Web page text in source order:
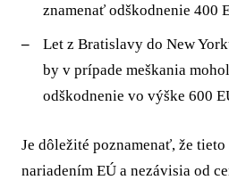
znamenať odškodnenie 400
Let z Bratislavy do New
by v prípade meškania
odškodnenie vo výške 600
Je dôležité poznamenať, že tieto
nariadením EÚ a nezávisia od